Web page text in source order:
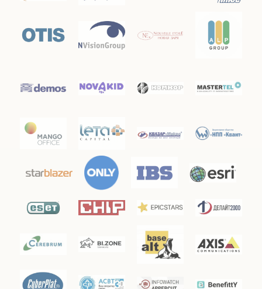
«Банĸовсĸое Обозрение»
деловой журнал «Инвест-Форсайт»
журнал «IT Manager»
журнал "Директор по безопасности"